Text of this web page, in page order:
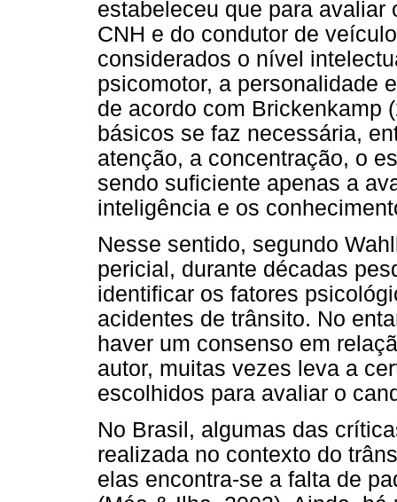
estabeleceu que para
CNH e do condutor de
considerados o nível
psicomotor, a personalidade
de acordo com Brickenkamp
básicos se faz necessária,
atenção, a concentração, o
sendo suficiente apenas a
inteligência e os
Nesse sentido, segundo
pericial, durante décadas
identificar os fatores
acidentes de trânsito. No
haver um consenso em
autor, muitas vezes leva a
escolhidos para avaliar o
No Brasil, algumas das
realizada no contexto do
elas encontra-se a falta de